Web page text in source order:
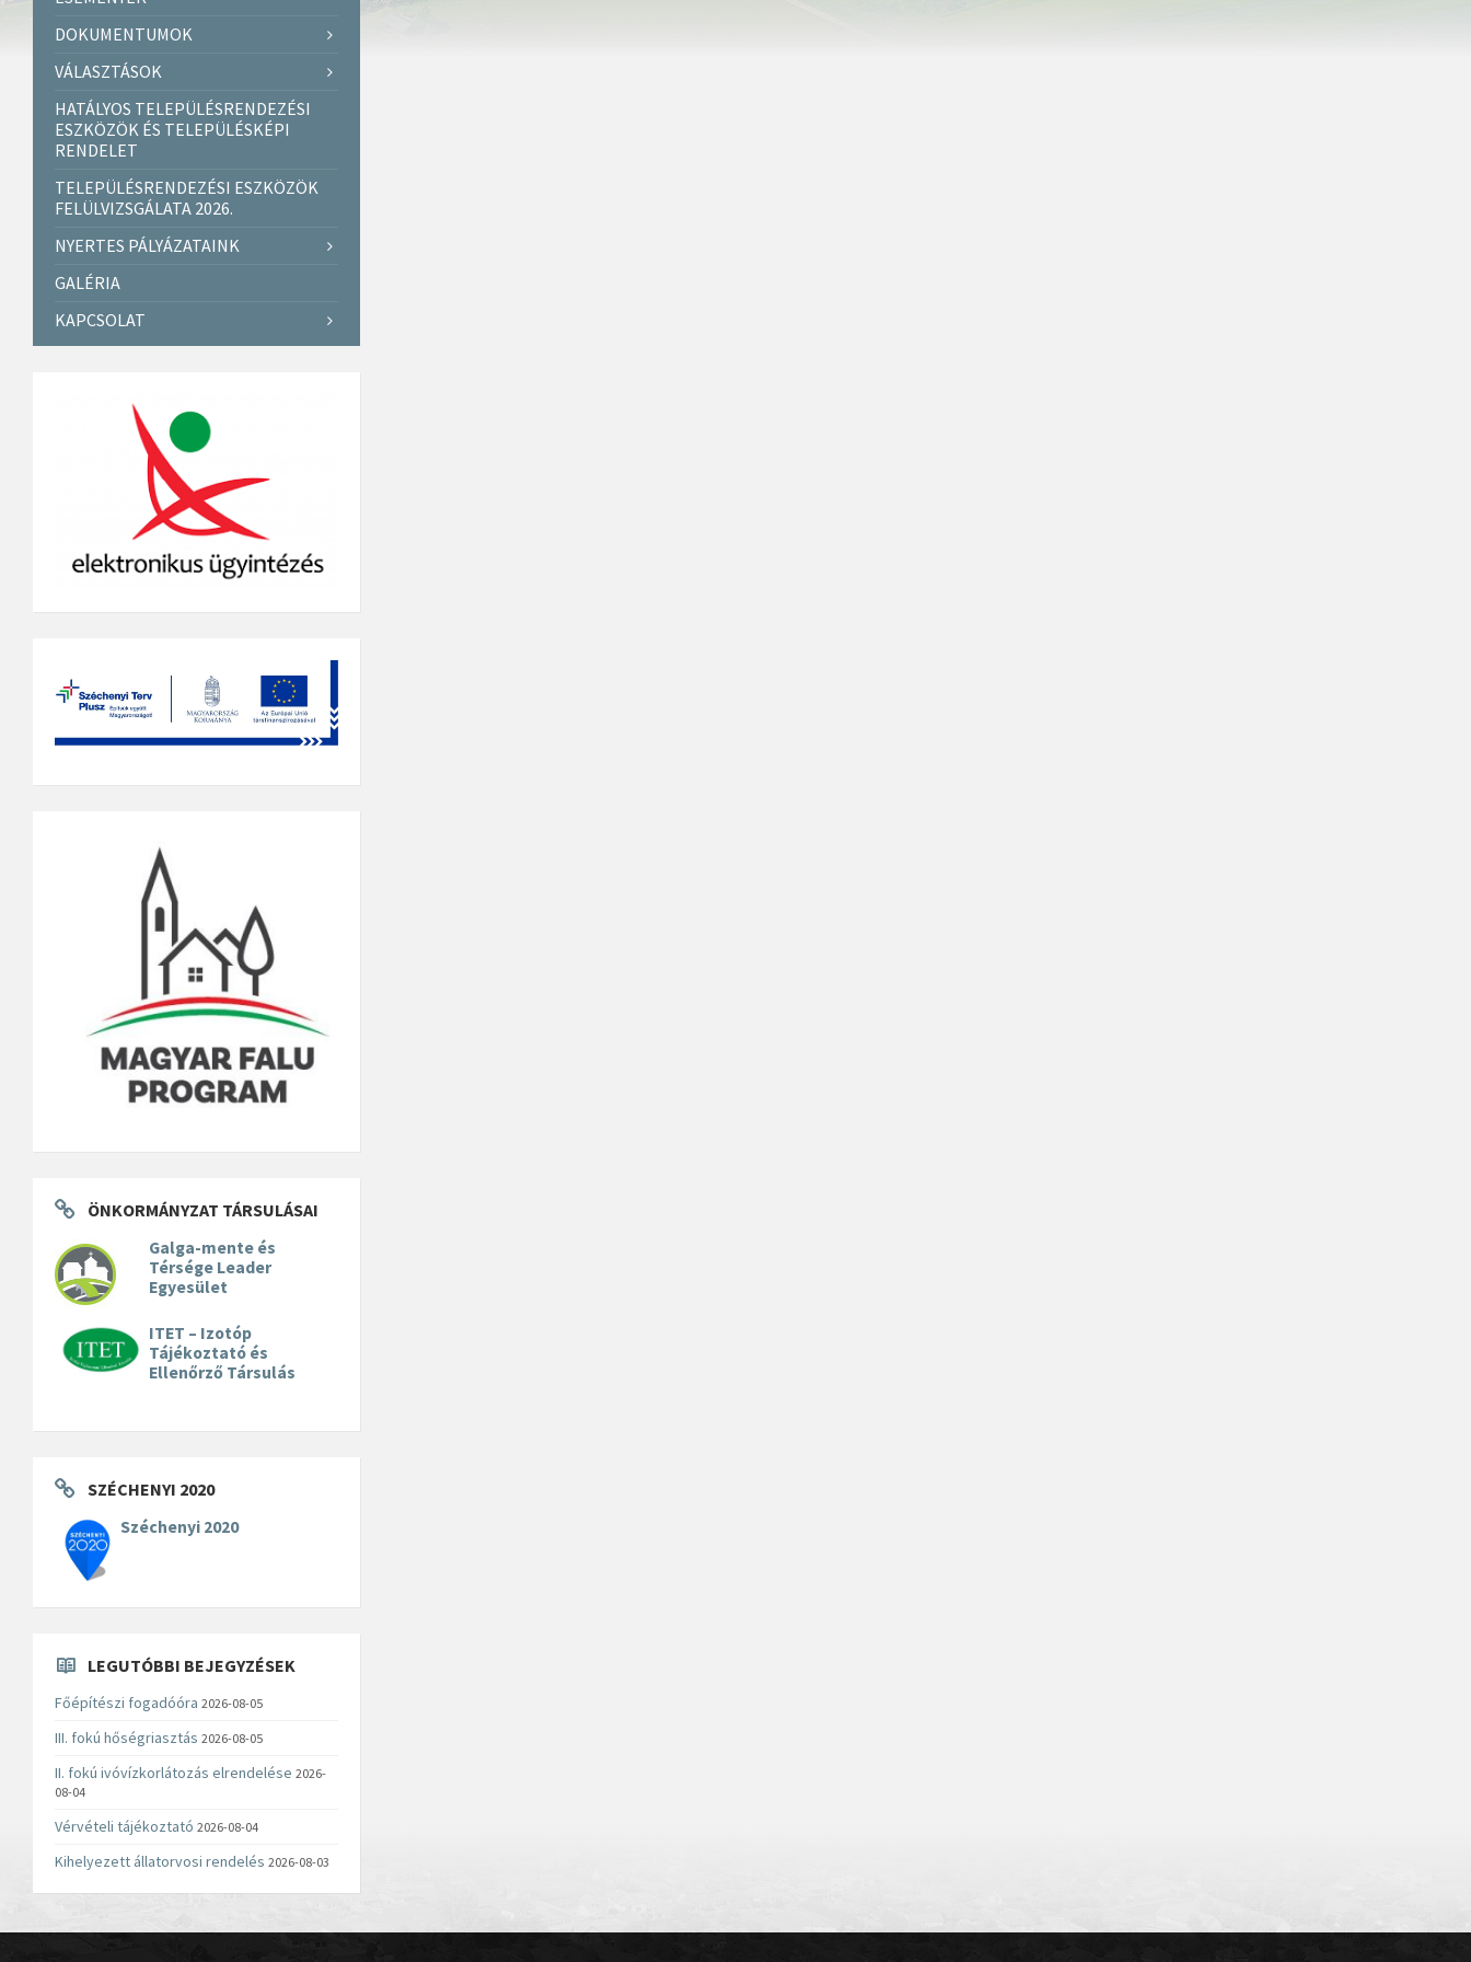
DOKUMENTUMOK
VÁLASZTÁSOK
HATÁLYOS TELEPÜLÉSRENDEZÉSI
ESZKÖZÖK ÉS TELEPÜLÉSKÉPI
RENDELET
TELEPÜLÉSRENDEZÉSI ESZKÖZÖK
FELÜLVIZSGÁLATA 2026.
NYERTES PÁLYÁZATAINK
GALÉRIA
KAPCSOLAT
ÖNKORMÁNYZAT TÁRSULÁSAI
Galga-mente és
Térsége Leader
Egyesület
ITET – Izotóp
Tájékoztató és
Ellenőrző Társulás
SZÉCHENYI 2020
Széchenyi 2020
LEGUTÓBBI BEJEGYZÉSEK
Főépítészi fogadóóra 2026-08-05
III. fokú hőségriasztás 2026-08-05
II. fokú ivóvízkorlátozás elrendelése 2026-
08-04
Vérvételi tájékoztató 2026-08-04
Kihelyezett állatorvosi rendelés 2026-08-03